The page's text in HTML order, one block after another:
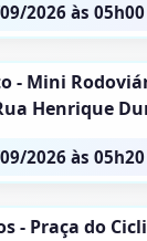
2026 às 05h00
- Mini
Henrique
2026 às 05h20
- Praça do